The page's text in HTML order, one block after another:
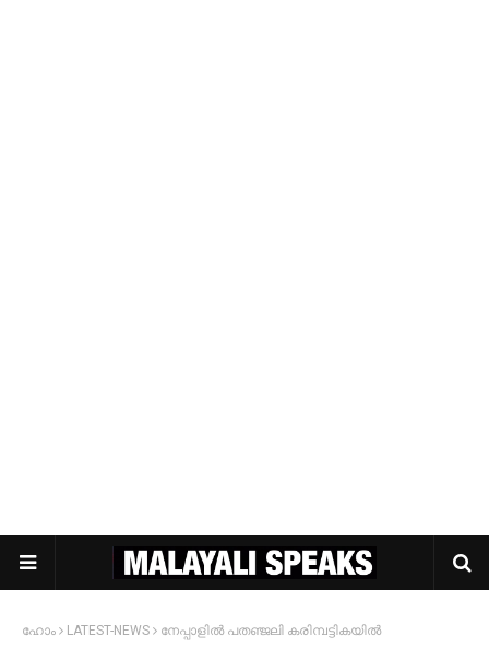
ഹോം LATEST-NEWS നേപ്പാളിൽ പതഞ്ജലി കരിമ്പട്ടികയിൽ